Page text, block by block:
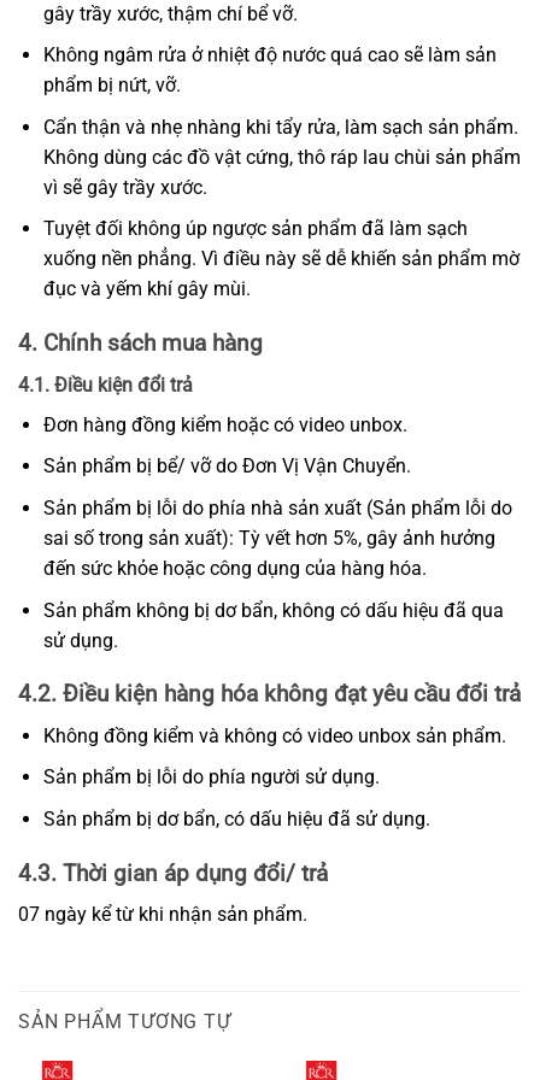
gây trầy xước, thậm chí bể vỡ.
Không ngâm rửa ở nhiệt độ nước quá cao sẽ làm sản
phẩm bị nứt, vỡ.
Cẩn thận và nhẹ nhàng khi tẩy rửa, làm sạch sản phẩm.
Không dùng các đồ vật cứng, thô ráp lau chùi sản phẩm
vì sẽ gây trầy xước.
Tuyệt đối không úp ngược sản phẩm đã làm sạch
xuống nền phẳng. Vì điều này sẽ dễ khiến sản phẩm mờ
đục và yếm khí gây mùi.
4. Chính sách mua hàng
4.1. Điều kiện đổi trả
Đơn hàng đồng kiểm hoặc có video unbox.
Sản phẩm bị bể/ vỡ do Đơn Vị Vận Chuyển.
Sản phẩm bị lỗi do phía nhà sản xuất (Sản phẩm lỗi do
sai số trong sản xuất): Tỳ vết hơn 5%, gây ảnh hưởng
đến sức khỏe hoặc công dụng của hàng hóa.
Sản phẩm không bị dơ bẩn, không có dấu hiệu đã qua
sử dụng.
4.2. Điều kiện hàng hóa không đạt yêu cầu đổi trả
Không đồng kiểm và không có video unbox sản phẩm.
Sản phẩm bị lỗi do phía người sử dụng.
Sản phẩm bị dơ bẩn, có dấu hiệu đã sử dụng.
4.3. Thời gian áp dụng đổi/ trả
07 ngày kể từ khi nhận sản phẩm.
SẢN PHẨM TƯƠNG TỰ